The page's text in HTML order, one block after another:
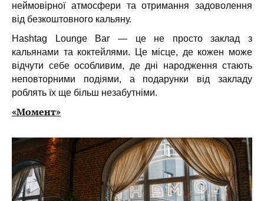
неймовірної атмосфери та отримання задоволення
від безкоштовного кальяну.
Hashtag Lounge Bar — це не просто заклад з
кальянами та коктейлями. Це місце, де кожен може
відчути себе особливим, де дні народження стають
неповторними подіями, а подарунки від закладу
роблять їх ще більш незабутніми.
«Момент»